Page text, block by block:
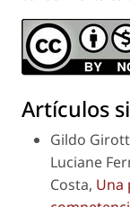
Artículos
Gildo
Luciane
Costa, Una